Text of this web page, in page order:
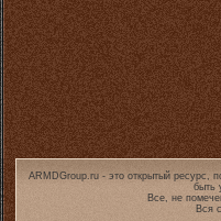
ARMDGroup.ru - это открытый ресурс,
быть
Все, не
Вся